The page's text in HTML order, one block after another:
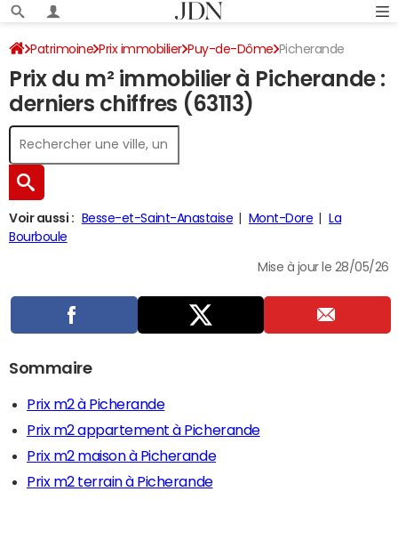
Patrimoine Prix immobilier Puy-de-Dôme Picherande
Prix du m² immobilier à Picherande :
derniers chiffres (63113)
Voir aussi : Besse-et-Saint-Anastaise Mont-Dore
La
Bourboule
Mise à jour le 28/05/26
Sommaire
Prix m2 à Picherande
Prix m2 appartement à Picherande
Prix m2 maison à Picherande
Prix m2 terrain à Picherande